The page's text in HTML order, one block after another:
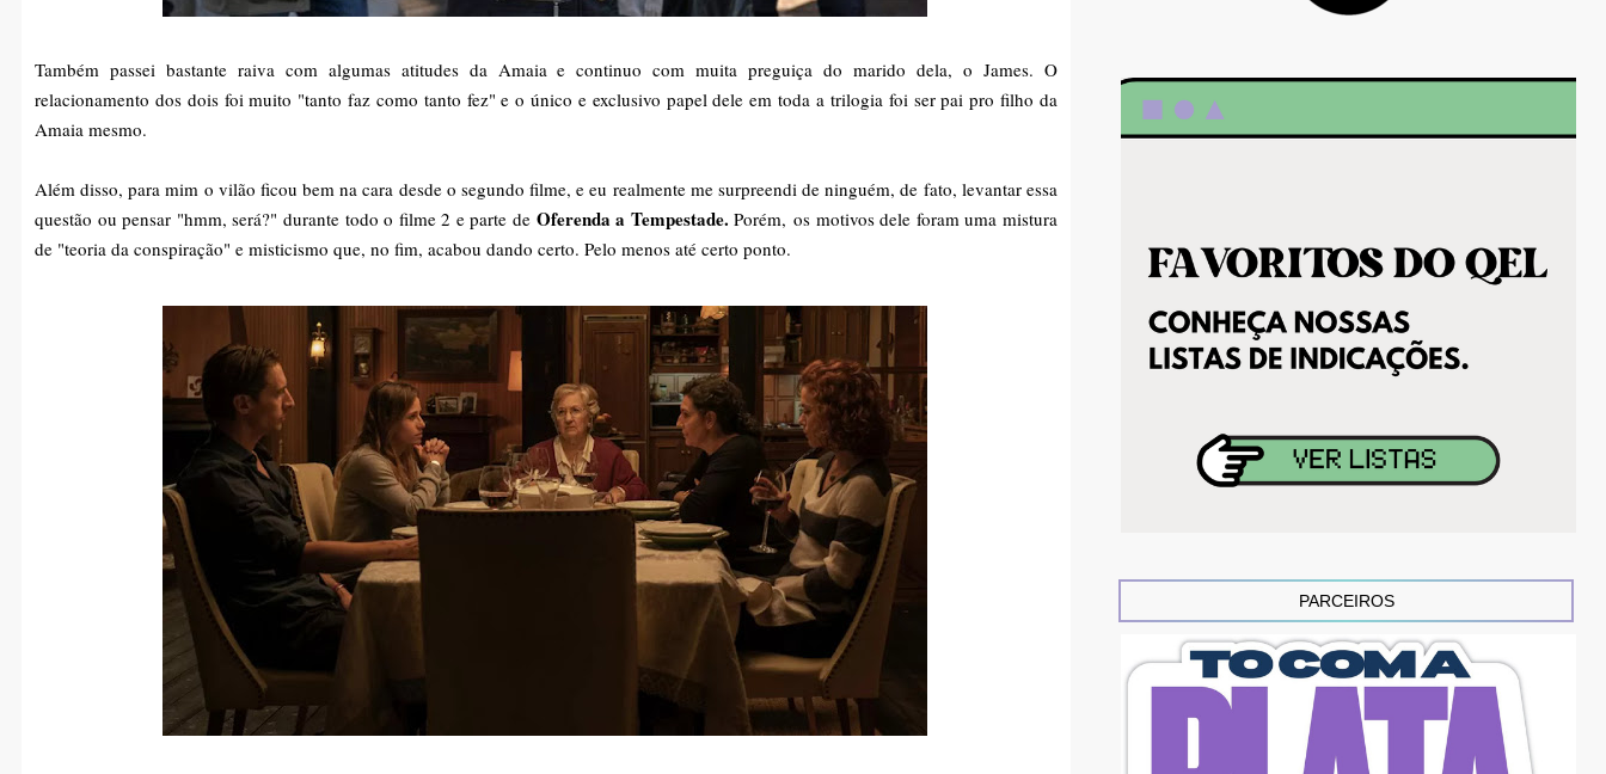
Também passei bastante raiva com algumas atitudes da Amaia e continuo com muita preguiça do marido dela, o James. O
relacionamento dos dois foi muito "tanto faz como tanto fez" e o único e exclusivo papel dele em toda a trilogia foi ser pai pro filho da
Amaia mesmo.
Além disso, para mim o vilão ficou bem na cara desde o segundo filme, e eu realmente me surpreendi de ninguém, de fato, levantar essa
questão ou pensar "hmm, será?" durante todo o filme 2 e parte de Oferenda a Tempestade.Porém, os motivos dele foram uma mistura
de "teoria da conspiração" e misticismo que, no fim, acabou dando certo. Pelo menos até certo ponto.
PARCEIROS